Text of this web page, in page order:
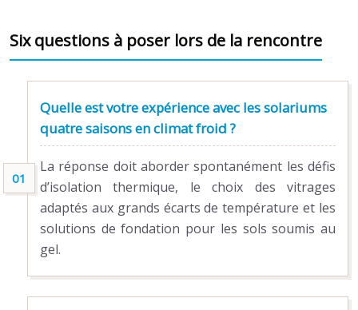
Six questions à poser lors de la rencontre
Quelle est votre expérience avec les solariums
quatre saisons en climat froid ?
La réponse doit aborder spontanément les défis
d’isolation thermique, le choix des vitrages
adaptés aux grands écarts de température et les
solutions de fondation pour les sols soumis au
gel.